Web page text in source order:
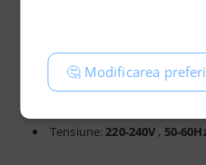
RPM: 2300
Tensiune:220-240V , 50-
🤔 Modificarea